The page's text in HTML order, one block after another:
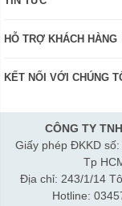
Thanh toán và giao
Hướng dẫn đăng ký
Kiểm tra tình trạng
Review sản phẩm
HỖ TRỢ KHÁCH HÀNG
Hợp tác:
Thời gian làm việc từ
Sáng 8h15-12h;
Thứ 7 làm đến 3h30
KẾT NỐI VỚI CHÚNG
CÔNG TY
Giấy phép ĐKKD
Tp
Địa chỉ: 243/1/14
Hotline: